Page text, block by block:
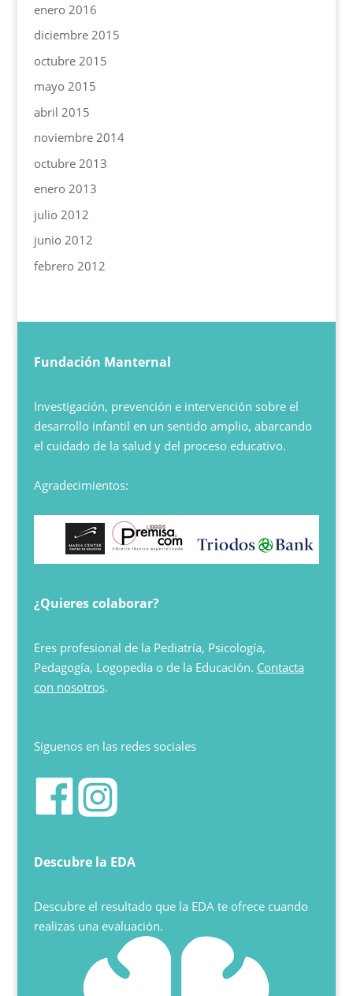
enero 2016
diciembre 2015
octubre 2015
mayo 2015
abril 2015
noviembre 2014
octubre 2013
enero 2013
julio 2012
junio 2012
febrero 2012
Fundación Manternal
Investigación, prevención e intervención sobre el
desarrollo infantil en un sentido amplio, abarcando
el cuidado de la salud y del proceso educativo.
Agradecimientos:
¿Quieres colaborar?
Eres profesional de la Pediatría, Psicología,
Pedagogía, Logopedia o de la Educación. Contacta
con nosotros.
Siguenos en las redes sociales
Descubre la EDA
Descubre el resultado que la EDA te ofrece cuando
realizas una evaluación.